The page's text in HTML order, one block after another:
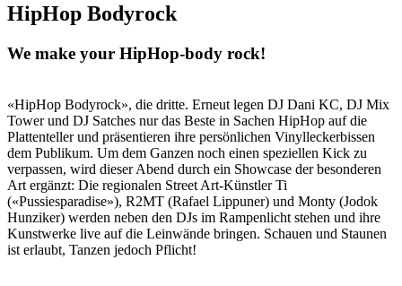
HipHop Bodyrock
We make your HipHop-body rock!
«HipHop Bodyrock», die dritte. Erneut legen DJ Dani KC, DJ Mix
Tower und DJ Satches nur das Beste in Sachen HipHop auf die
Plattenteller und präsentieren ihre persönlichen Vinylleckerbissen
dem Publikum. Um dem Ganzen noch einen speziellen Kick zu
verpassen, wird dieser Abend durch ein Showcase der besonderen
Art ergänzt: Die regionalen Street Art-Künstler Ti
(«Pussiesparadise»), R2MT (Rafael Lippuner) und Monty (Jodok
Hunziker) werden neben den DJs im Rampenlicht stehen und ihre
Kunstwerke live auf die Leinwände bringen. Schauen und Staunen
ist erlaubt, Tanzen jedoch Pflicht!